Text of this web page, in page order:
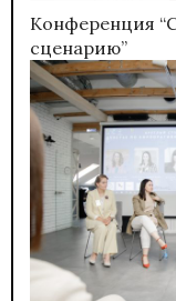
Конференция
сценарию”